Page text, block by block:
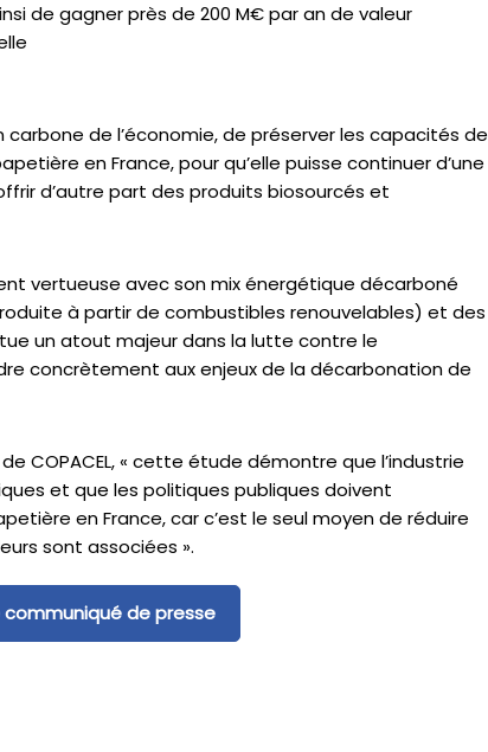
de gagner près de 200 M€ par an de valeur
de l’économie, de préserver les capacités de
en France, pour qu’elle puisse continuer d’une
d’autre part des produits biosourcés et
vertueuse avec son mix énergétique décarboné
à partir de combustibles renouvelables) et des
un atout majeur dans la lutte contre le
concrètement aux enjeux de la décarbonation de
COPACEL, « cette étude démontre que l’industrie
et que les politiques publiques doivent
en France, car c’est le seul moyen de réduire
sont associées ».
communiqué de presse